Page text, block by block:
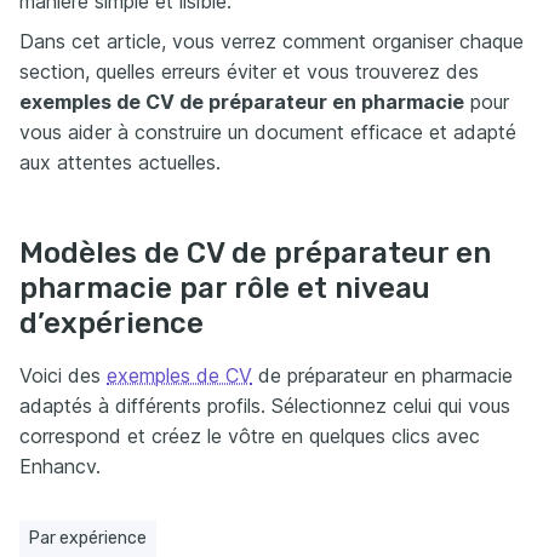
Dans cet article, vous verrez comment organiser chaque
section, quelles erreurs éviter et vous trouverez des
exemples de CV de préparateur en pharmacie pour
vous aider à construire un document efficace et adapté
aux attentes actuelles.
Modèles de CV de préparateur en
pharmacie par rôle et niveau
d’expérience
Voici des exemples de CV de préparateur en pharmacie
adaptés à différents profils. Sélectionnez celui qui vous
correspond et créez le vôtre en quelques clics avec
Enhancv.
Par expérience